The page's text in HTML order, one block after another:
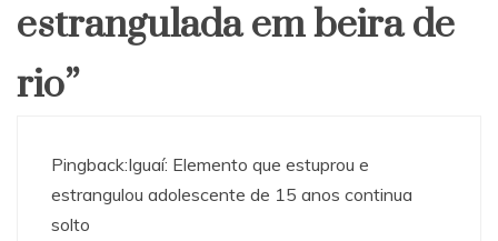
estrangulada em beira de
rio”
Pingback:Iguaí: Elemento que estuprou e
estrangulou adolescente de 15 anos continua
solto